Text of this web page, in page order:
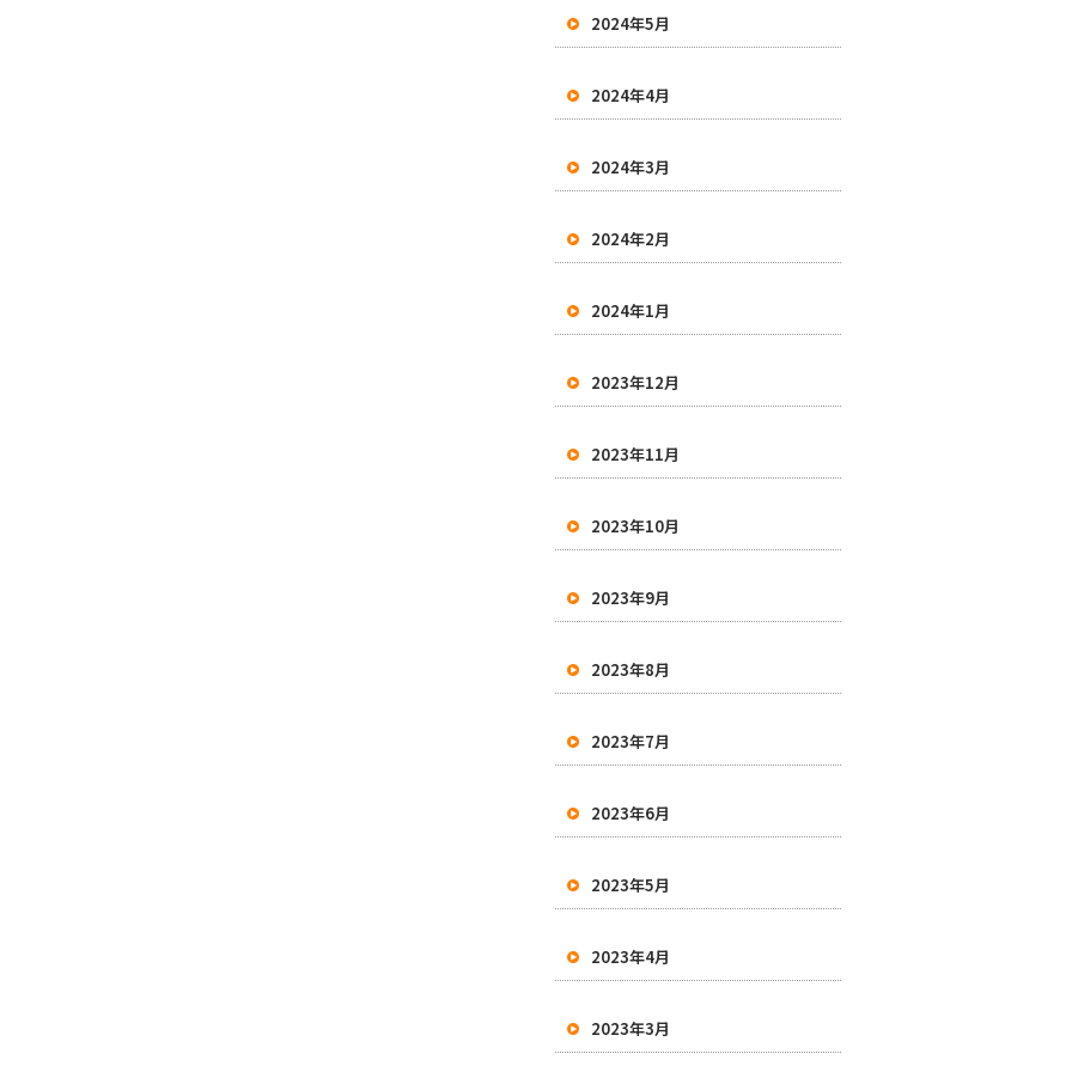
2024年5月
2024年4月
2024年3月
2024年2月
2024年1月
2023年12月
2023年11月
2023年10月
2023年9月
2023年8月
2023年7月
2023年6月
2023年5月
2023年4月
2023年3月